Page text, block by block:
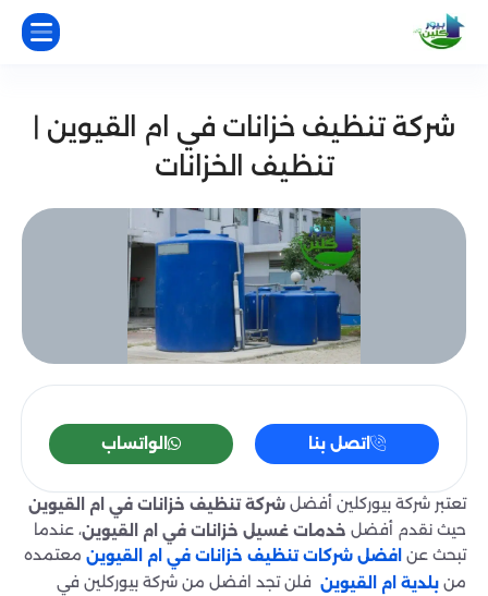
شركة تنظيف خزانات في ام القيوين |
تنظيف الخزانات
اتصل بنا الواتساب
تعتبر شركة بيوركلين أفضل شركة تنظيف خزانات في ام القيوين
حيث نقدم أفضل خدمات غسيل خزانات في ام القيوين، عندما
تبحث عن افضل شركات تنظيف خزانات في ام القيوين معتمده
من بلدية ام القيوين فلن تجد افضل من شركة بيوركلين في